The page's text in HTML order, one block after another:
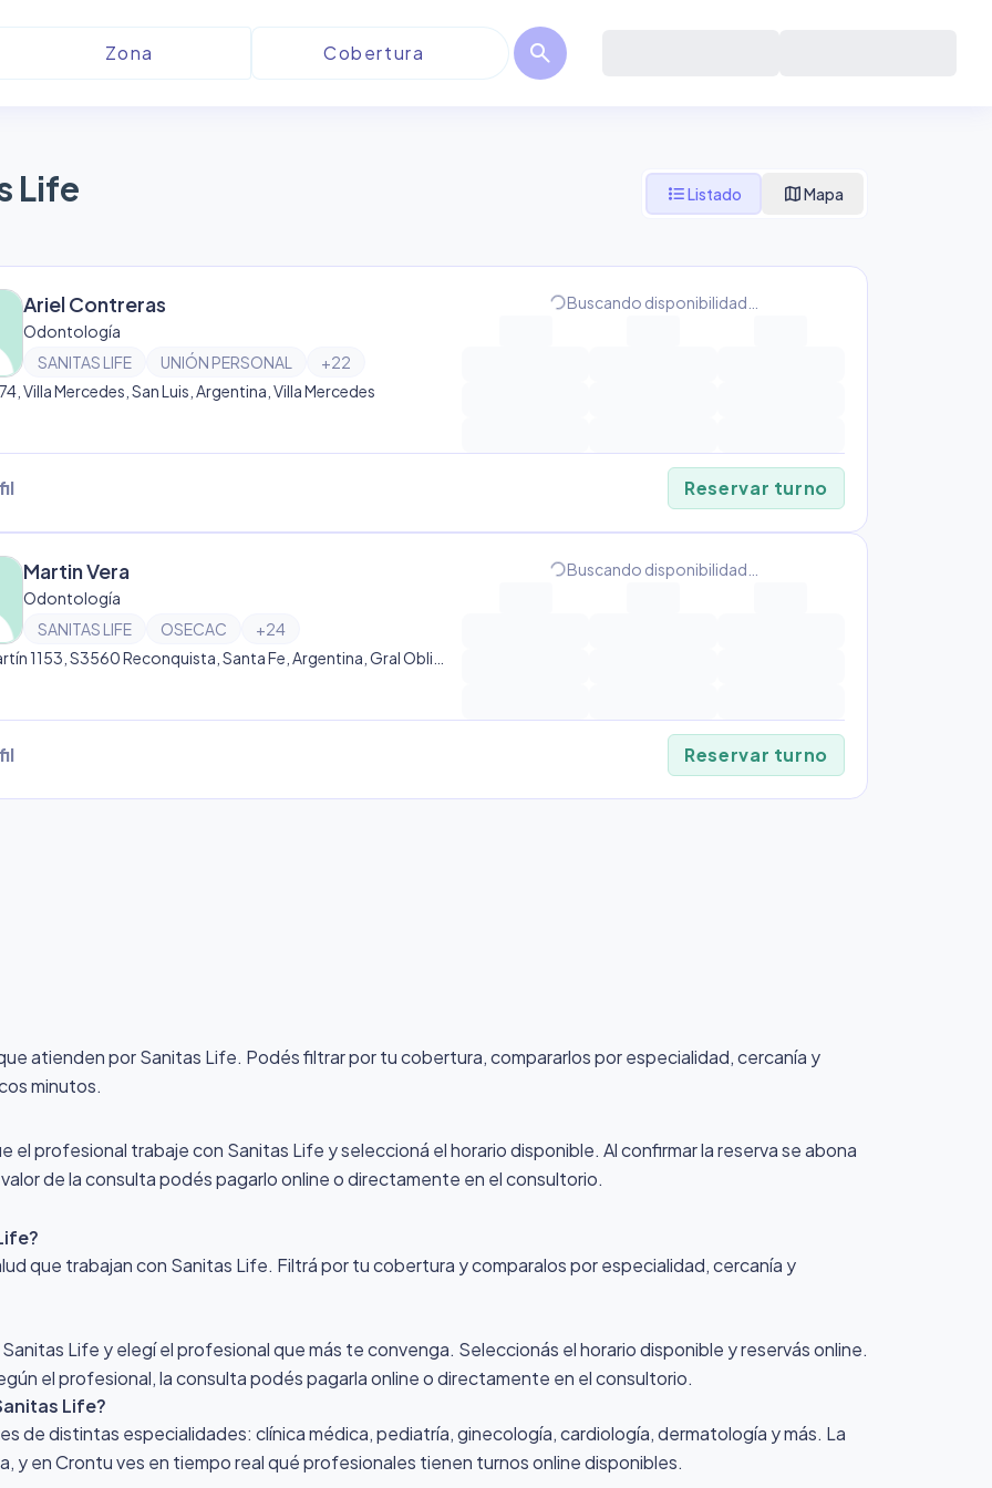
search
Life format_list_bulletedListado mapMapa
Ariel Contreras
Odontología
SANITAS LIFE
UNIÓN PERSONAL +22
Villa Mercedes, San Luis, Argentina, Villa Mercedes
progress_activityBuscando disponibilidad…
Reservar turno
Martin Vera
Odontología
SANITAS LIFE
OSECAC +24
progress_activityBuscando disponibilidad…
Reservar turno
atienden por Sanitas Life. Podés filtrar por tu cobertura, compararlos por especialidad, cercanía y
minutos.
el profesional trabaje con Sanitas Life y seleccioná el horario disponible. Al confirmar la reserva se abona
de la consulta podés pagarlo online o directamente en el consultorio.
que trabajan con Sanitas Life. Filtrá por tu cobertura y comparalos por especialidad, cercanía y
Life y elegí el profesional que más te convenga. Seleccionás el horario disponible y reservás online.
el profesional, la consulta podés pagarla online o directamente en el consultorio.
Life?
de distintas especialidades: clínica médica, pediatría, ginecología, cardiología, dermatología y más. La
y en Crontu ves en tiempo real qué profesionales tienen turnos online disponibles.